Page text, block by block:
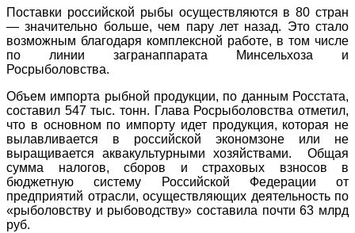
Поставки российской рыбы осуществляются в 80 стран
— значительно больше, чем пару лет назад. Это стало
возможным благодаря комплексной работе, в том числе
по линии загранаппарата Минсельхоза и
Росрыболовства.
Объем импорта рыбной продукции, по данным Росстата,
составил 547 тыс. тонн. Глава Росрыболовства отметил,
что в основном по импорту идет продукция, которая не
вылавливается в российской экономзоне или не
выращивается аквакультурными хозяйствами. Общая
сумма налогов, сборов и страховых взносов в
бюджетную систему Российской Федерации от
предприятий отрасли, осуществляющих деятельность по
«рыболовству и рыбоводству» составила почти 63 млрд
руб.